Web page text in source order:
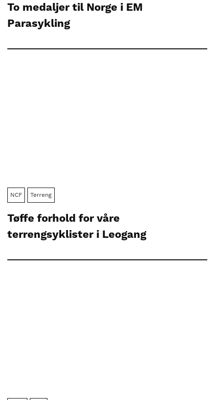
To medaljer til Norge i EM
Parasykling
NCF Terreng
Tøffe forhold for våre
terrengsyklister i Leogang